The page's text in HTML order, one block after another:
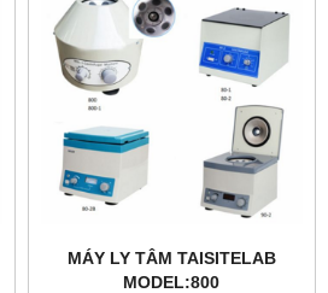
MÁY LY TÂM TAISITELAB
MODEL:800